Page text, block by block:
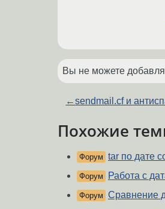
Вы не можете
←sendmail.cf и
Похожие
Форум tar по дате
Форум Работа с
Форум Сравнение